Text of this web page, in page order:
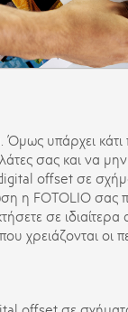
Όμως υπάρχει κάτι
σας και να
digital offset σε
η FOTOLIO σας
σε ιδιαίτερα
χρειάζονται οι